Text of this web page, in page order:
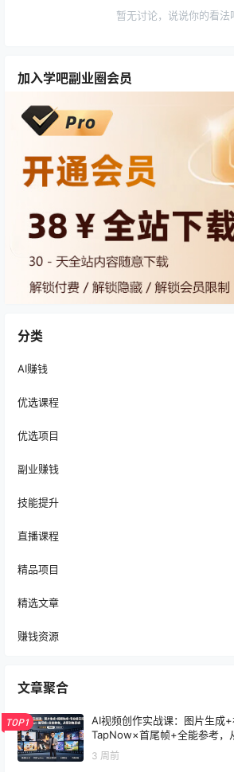
暂无讨论，说说你的看法
加入学吧副业圈会员
分类
AI赚钱
优选课程
优选项目
副业赚钱
技能提升
直播课程
精品项目
精选文章
赚钱资源
文章聚合
TOP1
AI视频创作实战课：图片生成
TapNow×首尾帧+全能参考，
3 周前